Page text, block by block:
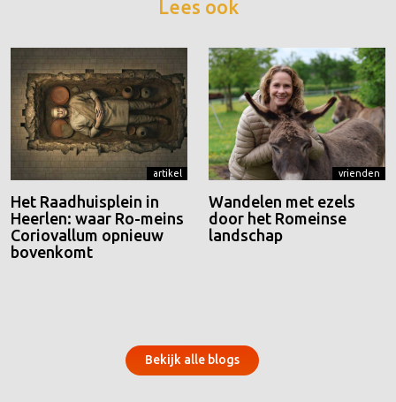
Lees ook
artikel
Het Raadhuisplein in
Heerlen: waar Ro-meins
Coriovallum opnieuw
bovenkomt
vrienden
Wandelen met ezels
door het Romeinse
landschap
Bekijk alle blogs